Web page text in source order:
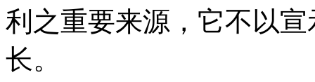
利之重要来源，它不以
长。